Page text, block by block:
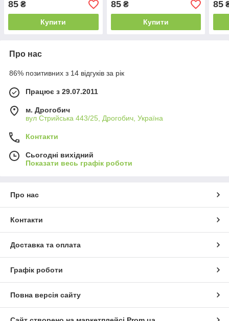
85 ₴
Купити
85₴
Купити
85
Про нас
86% позитивних з 14 відгуків за рік
Працює з 29.07.2011
м. Дрогобич
вул Стрийська 443/25, Дрогобич, Україна
Контакти
Сьогодні вихідний
Показати весь графік роботи
Про нас
Контакти
Доставка та оплата
Графік роботи
Повна версія сайту